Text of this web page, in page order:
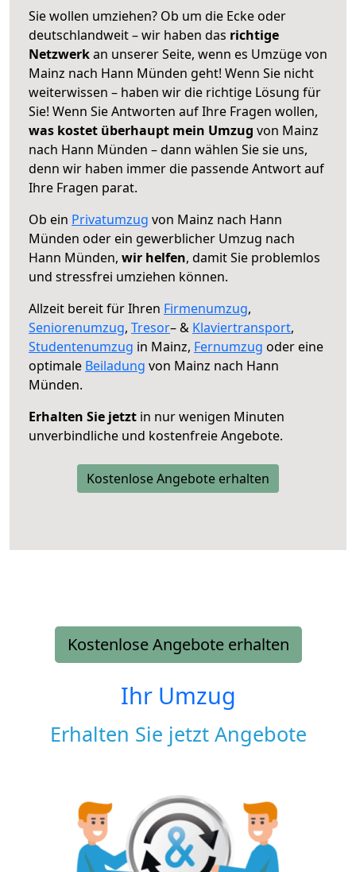
Sie wollen umziehen? Ob um die Ecke oder
deutschlandweit – wir haben das richtige
Netzwerkan unserer Seite, wenn es Umzüge von
Mainz nach Hann Münden geht! Wenn Sie nicht
weiterwissen – haben wir die richtige Lösung für
Sie! Wenn Sie Antworten auf Ihre Fragen wollen,
was kostet überhaupt mein Umzug von Mainz
nach Hann Münden – dann wählen Sie sie uns,
denn wir haben immer die passende Antwort auf
Ihre Fragen parat.
Ob ein Privatumzug von Mainz nach Hann
Münden oder ein gewerblicher Umzug nach
Hann Münden, wir helfen, damit Sie problemlos
und stressfrei umziehen können.
Allzeit bereit für Ihren Firmenumzug,
Seniorenumzug, Tresor– & Klaviertransport,
Studentenumzug in Mainz, Fernumzug oder eine
optimale Beiladung von Mainz nach Hann
Münden.
Erhalten Sie jetzt in nur wenigen Minuten
unverbindliche und kostenfreie Angebote.
Kostenlose Angebote erhalten
Kostenlose Angebote erhalten
Ihr Umzug
Erhalten Sie jetzt Angebote